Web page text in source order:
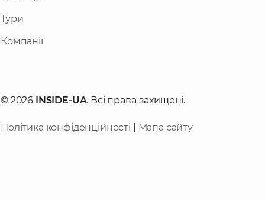
Тури
Компанії
© 2026 INSIDE-UA. Всі права захищені.
Політика конфіденційності Мапа сайту